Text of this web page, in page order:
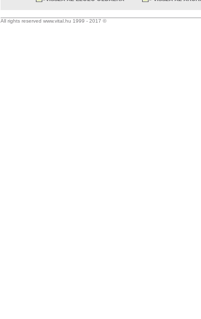
All rights reserved www.vital.hu 1999 - 2017 ©